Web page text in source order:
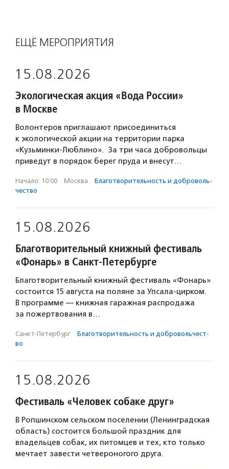
ЕЩЁ МЕРОПРИЯТИЯ
15.08.2026
Экологическая акция «Вода России»
в Москве
Волонтеров приглашают присоединиться
к экологической акции на территории парка
«Кузьминки-Люблино». За три часа добровольцы
приведут в порядок берег пруда и внесут…
Начало: 10:00 · Москва · Благотвори­тель­ность и доброволь­
чест­во
15.08.2026
Благотворительный книжный фестиваль
«Фонарь» в Санкт-Петербурге
Благотворительный книжный фестиваль «Фонарь»
состоится 15 августа на поляне за Упсала-цирком.
В программе — книжная гаражная распродажа
за пожертвования в…
Санкт-Петербург · Благотвори­тель­ность и доброволь­чест­
во
15.08.2026
Фестиваль «Человек собаке друг»
В Ропшинском сельском поселении (Ленинградская
область) состоится большой праздник для
владельцев собак, их питомцев и тех, кто только
мечтает завести четвероногого друга.